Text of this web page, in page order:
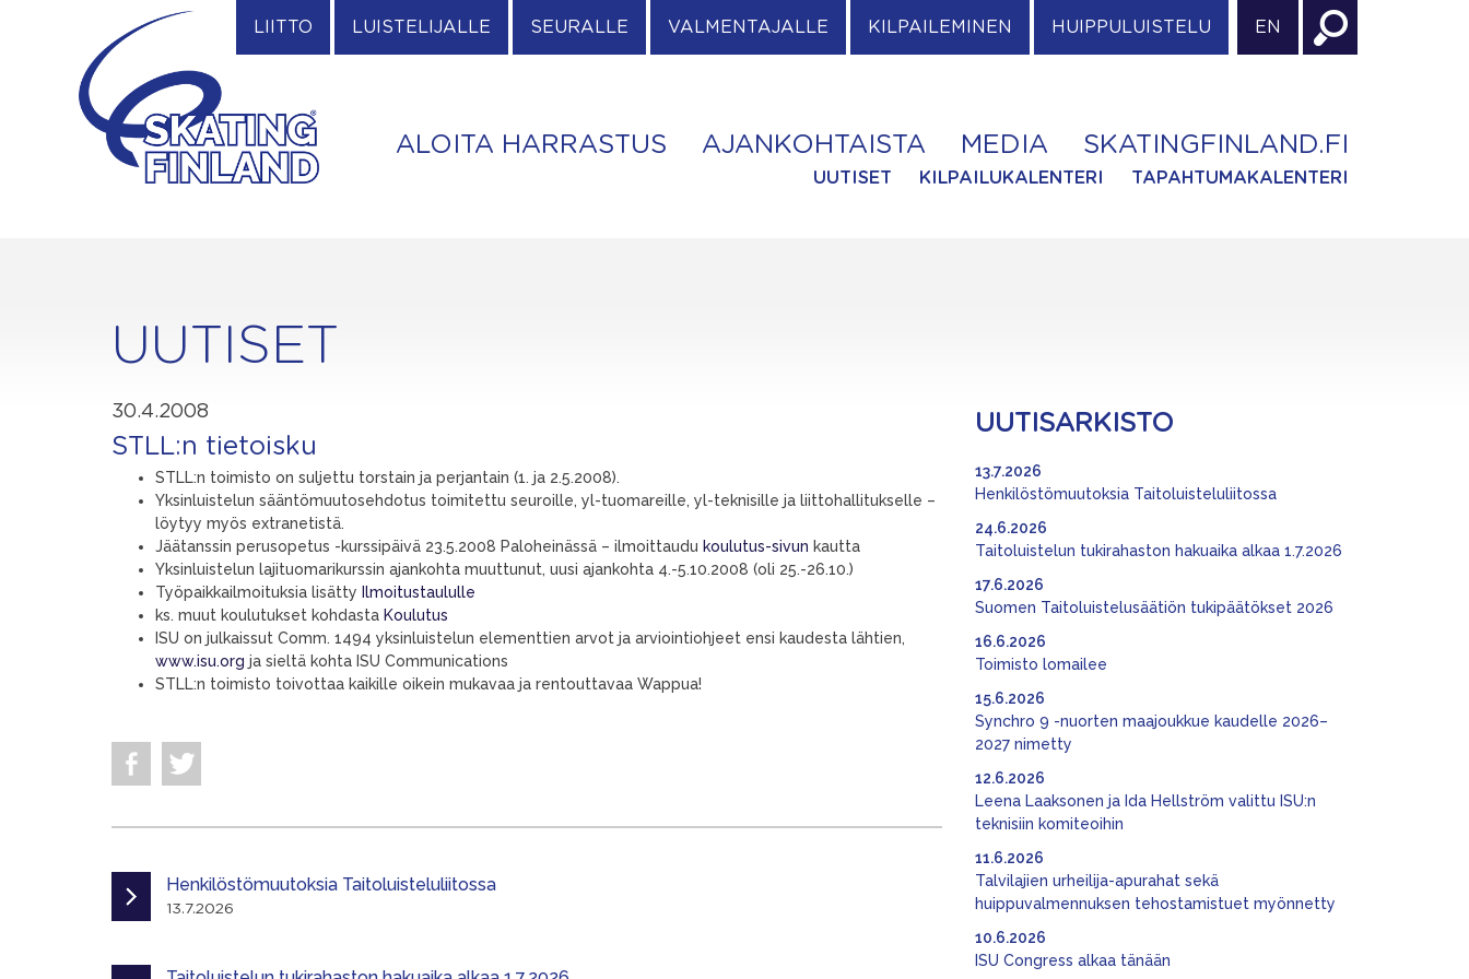
LIITTO LUISTELIJALLE SEURALLE VALMENTAJALLE KILPAILEMINEN HUIPPULUISTELU EN
ALOITA HARRASTUS AJANKOHTAISTA MEDIA SKATINGFINLAND.FI
UUTISET KILPAILUKALENTERI TAPAHTUMAKALENTERI
UUTISET
30.4.2008
STLL:n tietoisku
STLL:n toimisto on suljettu torstain ja perjantain (1. ja 2.5.2008).
Yksinluistelun sääntömuutosehdotus toimitettu seuroille, yl-tuomareille, yl-teknisille ja liittohallitukselle –
löytyy myös extranetistä.
Jäätanssin perusopetus -kurssipäivä 23.5.2008 Paloheinässä – ilmoittaudu koulutus-sivun kautta
Yksinluistelun lajituomarikurssin ajankohta muuttunut, uusi ajankohta 4.-5.10.2008 (oli 25.-26.10.)
Työpaikkailmoituksia lisätty
Ilmoitustaululle
ks. muut koulutukset kohdasta Koulutus
ISU on julkaissut Comm. 1494 yksinluistelun elementtien arvot ja arviointiohjeet ensi kaudesta lähtien,
www.isu.org ja sieltä kohta ISU Communications
STLL:n toimisto toivottaa kaikille oikein mukavaa ja rentouttavaa Wappua!
Henkilöstömuutoksia Taitoluisteluliitossa
13.7.2026
UUTISARKISTO
Henkilöstömuutoksia Taitoluisteluliitossa
13.7.2026
Taitoluistelun tukirahaston hakuaika alkaa 1.7.2026
24.6.2026
Suomen Taitoluistelusäätiön tukipäätökset 2026
17.6.2026
Toimisto lomailee
16.6.2026
Synchro 9 -nuorten maajoukkue kaudelle 2026–
2027 nimetty
15.6.2026
Leena Laaksonen ja Ida Hellström valittu ISU:n
teknisiin komiteoihin
12.6.2026
Talvilajien urheilija-apurahat sekä
huippuvalmennuksen tehostamistuet myönnetty
11.6.2026
ISU Congress alkaa tänään
10.6.2026